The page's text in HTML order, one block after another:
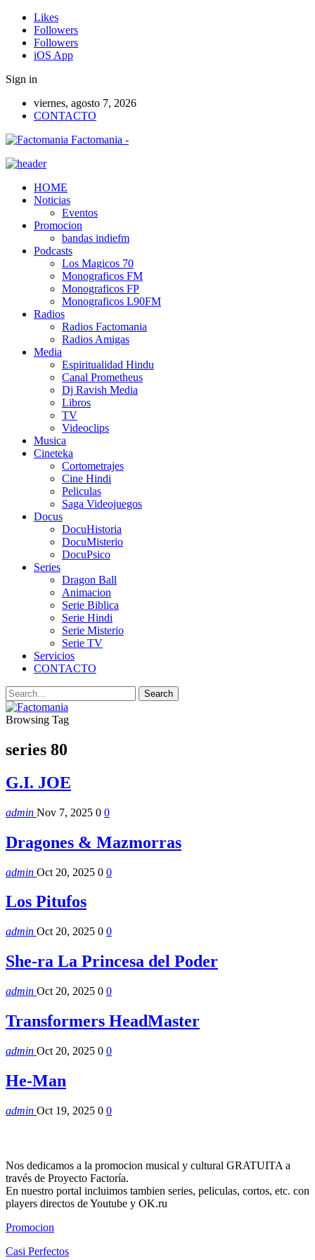
Likes
Followers
Followers
iOS App
Sign in
viernes, agosto 7, 2026
CONTACTO
Factomania -
HOME
Noticias
Eventos
Promocion
bandas indiefm
Podcasts
Los Magicos 70
Monograficos FM
Monograficos FP
Monograficos L90FM
Radios
Radios Factomania
Radios Amigas
Media
Espiritualidad Hindu
Canal Prometheus
Dj Ravish Media
Libros
TV
Videoclips
Musica
Cineteka
Cortometrajes
Cine Hindi
Peliculas
Saga Videojuegos
Docus
DocuHistoria
DocuMisterio
DocuPsico
Series
Dragon Ball
Animacion
Serie Biblica
Serie Hindi
Serie Misterio
Serie TV
Servicios
CONTACTO
Browsing Tag
series 80
G.I. JOE
admin Nov 7, 2025 0 0
Dragones & Mazmorras
admin Oct 20, 2025 0 0
Los Pitufos
admin Oct 20, 2025 0 0
She-ra La Princesa del Poder
admin Oct 20, 2025 0 0
Transformers HeadMaster
admin Oct 20, 2025 0 0
He-Man
admin Oct 19, 2025 0 0
Nos dedicamos a la promocion musical y cultural GRATUITA a
través de Proyecto Factoría.
En nuestro portal incluimos tambien series, peliculas, cortos, etc. con
players directos de Youtube y OK.ru
Promocion
Casi Perfectos